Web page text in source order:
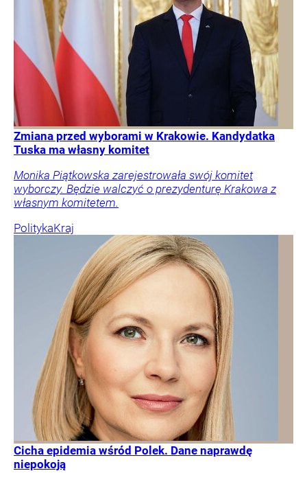
Zmiana przed wyborami w Krakowie. Kandydatka
Tuska ma własny komitet
Monika Piątkowska zarejestrowała swój komitet
wyborczy. Będzie walczyć o prezydenturę Krakowa z
własnym komitetem.
PolitykaKraj
Cicha epidemia wśród Polek. Dane naprawdę
niepokoją